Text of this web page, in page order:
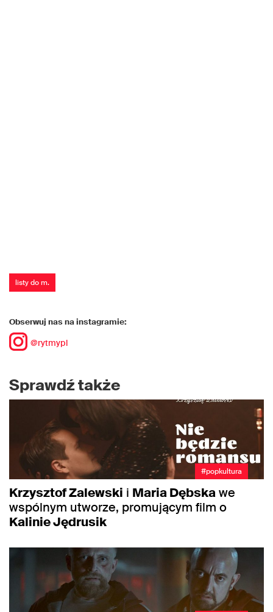
listy do m.
Obserwuj nas na instagramie:
@rytmypl
Sprawdź także
#popkultura
Krzysztof Zalewski i Maria Dębskawe
wspólnym utworze, promującym film o
Kalinie Jędrusik